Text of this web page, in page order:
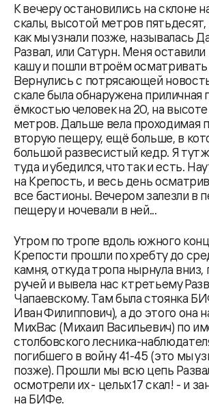
К вечеру остановились на склоне
скалы, высотой метров пятьдесят,
как мы узнали позже, называлась
Развал, или Сатурн. Меня
кашу и пошли втроём осматривать
Вернулись с потрясающей
скале была обнаружена приличная
ёмкостью человек на 20, на
метров. Дальше вела проходимая
вторую пещеру, ещё больше, в
большой развесистый кедр. Я тут
туда и убедился, что так и есть.
на Крепость, и весь день
все бастионы. Вечером залезли в
пещеру и ночевали в ней...
Утром по тропе вдоль южного
Крепости прошли по хребту до
камня, откуда тропа нырнула вниз,
ручей и вывела нас к третьему
Чапаевскому. Там была стоянка
Иван Филиппович), а до этого она
МихВас (Михаил Васильевич) по
столбовского лесника-
погибшего в войну 41-45 (это мы
позже). Прошли мы всю цепь
осмотрели их - целых 17 скал! - и
на БИФе.